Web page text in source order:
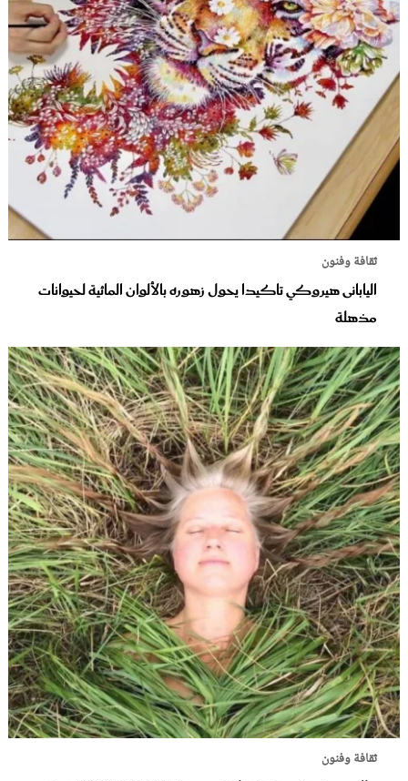
ثقافة وفنون
اليابانى هيروكي تاكيدا يحول زهوره بالألوان المائية لحيوانات
مذهلة
ثقافة وفنون